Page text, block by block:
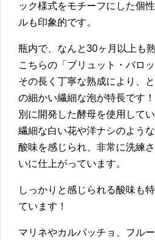
ック様式をモチーフにした個
ルも印象的です。
瓶内で、なんと30ヶ月以上も
こちらの「ブリュット・バロッ
その長く丁寧な熟成により、
の細かい繊細な泡が特長です
別に開発した酵母を使用してい
繊細な白い花や洋ナシのよう
酸味を感じられ、非常に洗練
いに仕上がっています。
しっかりと感じられる酸味も
ています！
マリネやカルパッチョ、フル